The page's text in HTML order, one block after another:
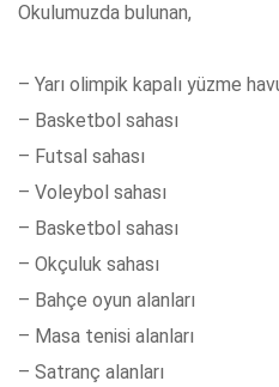
Okulumuzda bulunan,
– Yarı olimpik kapalı yüzme
– Basketbol sahası
– Futsal sahası
– Voleybol sahası
– Basketbol sahası
– Okçuluk sahası
– Bahçe oyun alanları
– Masa tenisi alanları
– Satranç alanları